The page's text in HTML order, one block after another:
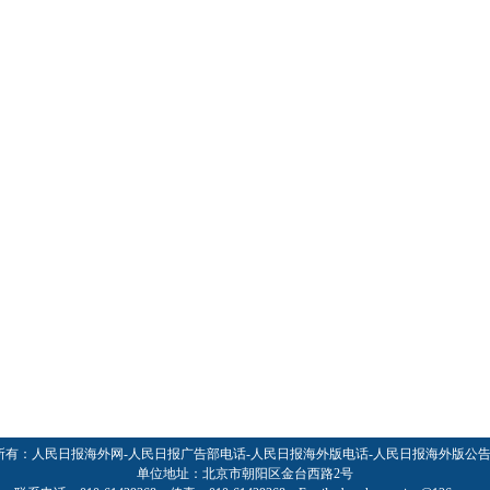
有：人民日报海外网-人民日报广告部电话-人民日报海外版电话-人民日报海外版公
单位地址：北京市朝阳区金台西路2号